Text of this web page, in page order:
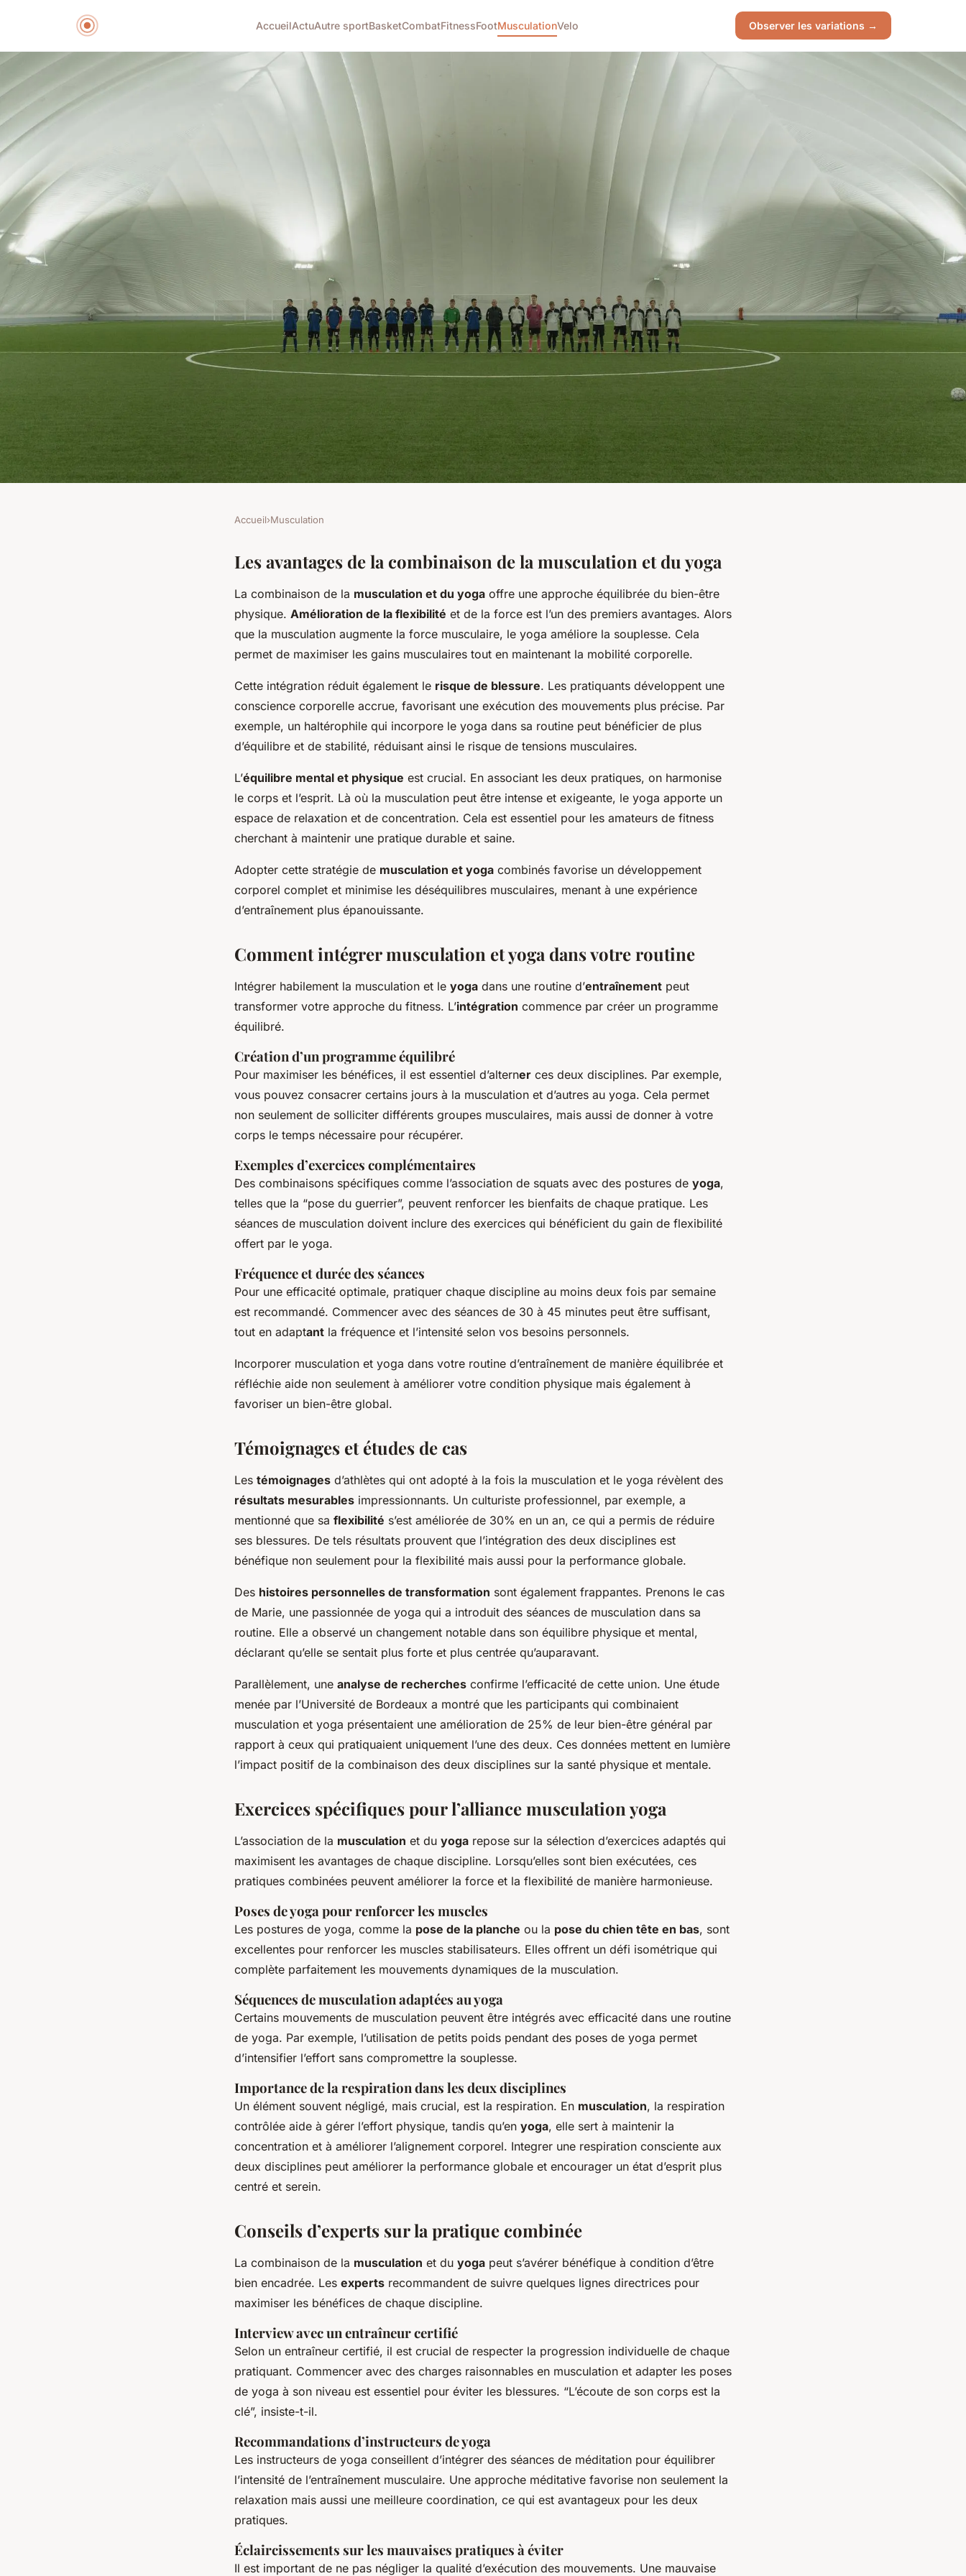
AccueilActuAutre sportBasketCombatFitnessFootMusculationVelo Observer les variations →
Musculation et Yoga : Une alliance
Accueil›Musculation
Les avantages de la combinaison de la musculation et du yoga
La combinaison de la musculation et du yoga offre une approche équilibrée du bien-être
physique. Amélioration de la flexibilité et de la force est l’un des premiers avantages. Alors
que la musculation augmente la force musculaire, le yoga améliore la souplesse. Cela
permet de maximiser les gains musculaires tout en maintenant la mobilité corporelle.
Cette intégration réduit également le risque de blessure. Les pratiquants développent une
conscience corporelle accrue, favorisant une exécution des mouvements plus précise. Par
exemple, un haltérophile qui incorpore le yoga dans sa routine peut bénéficier de plus
d’équilibre et de stabilité, réduisant ainsi le risque de tensions musculaires.
L’équilibre mental et physique est crucial. En associant les deux pratiques, on harmonise
le corps et l’esprit. Là où la musculation peut être intense et exigeante, le yoga apporte un
espace de relaxation et de concentration. Cela est essentiel pour les amateurs de fitness
cherchant à maintenir une pratique durable et saine.
Adopter cette stratégie de musculation et yoga combinés favorise un développement
corporel complet et minimise les déséquilibres musculaires, menant à une expérience
d’entraînement plus épanouissante.
Comment intégrer musculation et yoga dans votre routine
Intégrer habilement la musculation et le yoga dans une routine d’entraînement peut
transformer votre approche du fitness. L’intégration commence par créer un programme
équilibré.
Création d’un programme équilibré
Pour maximiser les bénéfices, il est essentiel d’alterner ces deux disciplines. Par exemple,
vous pouvez consacrer certains jours à la musculation et d’autres au yoga. Cela permet
non seulement de solliciter différents groupes musculaires, mais aussi de donner à votre
corps le temps nécessaire pour récupérer.
Exemples d’exercices complémentaires
Des combinaisons spécifiques comme l’association de squats avec des postures de yoga,
telles que la “pose du guerrier”, peuvent renforcer les bienfaits de chaque pratique. Les
séances de musculation doivent inclure des exercices qui bénéficient du gain de flexibilité
offert par le yoga.
Fréquence et durée des séances
Pour une efficacité optimale, pratiquer chaque discipline au moins deux fois par semaine
est recommandé. Commencer avec des séances de 30 à 45 minutes peut être suffisant,
tout en adaptant la fréquence et l’intensité selon vos besoins personnels.
Incorporer musculation et yoga dans votre routine d’entraînement de manière équilibrée et
réfléchie aide non seulement à améliorer votre condition physique mais également à
favoriser un bien-être global.
Témoignages et études de cas
Les témoignages d’athlètes qui ont adopté à la fois la musculation et le yoga révèlent des
résultats mesurables impressionnants. Un culturiste professionnel, par exemple, a
mentionné que sa flexibilité s’est améliorée de 30% en un an, ce qui a permis de réduire
ses blessures. De tels résultats prouvent que l’intégration des deux disciplines est
bénéfique non seulement pour la flexibilité mais aussi pour la performance globale.
Des histoires personnelles de transformation sont également frappantes. Prenons le cas
de Marie, une passionnée de yoga qui a introduit des séances de musculation dans sa
routine. Elle a observé un changement notable dans son équilibre physique et mental,
déclarant qu’elle se sentait plus forte et plus centrée qu’auparavant.
Parallèlement, une analyse de recherches confirme l’efficacité de cette union. Une étude
menée par l’Université de Bordeaux a montré que les participants qui combinaient
musculation et yoga présentaient une amélioration de 25% de leur bien-être général par
rapport à ceux qui pratiquaient uniquement l’une des deux. Ces données mettent en lumière
l’impact positif de la combinaison des deux disciplines sur la santé physique et mentale.
Exercices spécifiques pour l’alliance musculation yoga
L’association de la musculation et du yoga repose sur la sélection d’exercices adaptés qui
maximisent les avantages de chaque discipline. Lorsqu’elles sont bien exécutées, ces
pratiques combinées peuvent améliorer la force et la flexibilité de manière harmonieuse.
Poses de yoga pour renforcer les muscles
Les postures de yoga, comme la pose de la planche ou la pose du chien tête en bas, sont
excellentes pour renforcer les muscles stabilisateurs. Elles offrent un défi isométrique qui
complète parfaitement les mouvements dynamiques de la musculation.
Séquences de musculation adaptées au yoga
Certains mouvements de musculation peuvent être intégrés avec efficacité dans une routine
de yoga. Par exemple, l’utilisation de petits poids pendant des poses de yoga permet
d’intensifier l’effort sans compromettre la souplesse.
Importance de la respiration dans les deux disciplines
Un élément souvent négligé, mais crucial, est la respiration. En musculation, la respiration
contrôlée aide à gérer l’effort physique, tandis qu’en yoga, elle sert à maintenir la
concentration et à améliorer l’alignement corporel. Integrer une respiration consciente aux
deux disciplines peut améliorer la performance globale et encourager un état d’esprit plus
centré et serein.
Conseils d’experts sur la pratique combinée
La combinaison de la musculation et du yoga peut s’avérer bénéfique à condition d’être
bien encadrée. Les experts recommandent de suivre quelques lignes directrices pour
maximiser les bénéfices de chaque discipline.
Interview avec un entraîneur certifié
Selon un entraîneur certifié, il est crucial de respecter la progression individuelle de chaque
pratiquant. Commencer avec des charges raisonnables en musculation et adapter les poses
de yoga à son niveau est essentiel pour éviter les blessures. “L’écoute de son corps est la
clé”, insiste-t-il.
Recommandations d’instructeurs de yoga
Les instructeurs de yoga conseillent d’intégrer des séances de méditation pour équilibrer
l’intensité de l’entraînement musculaire. Une approche méditative favorise non seulement la
relaxation mais aussi une meilleure coordination, ce qui est avantageux pour les deux
pratiques.
Éclaircissements sur les mauvaises pratiques à éviter
Il est important de ne pas négliger la qualité d’exécution des mouvements. Une mauvaise